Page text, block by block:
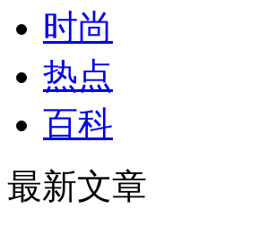
时尚
热点
百科
最新文章